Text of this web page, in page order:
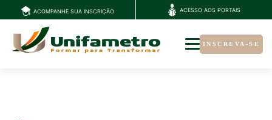
ACOMPANHE SUA INSCRIÇÃO ACESSO AOS PORTAIS
INSCREVA-SE